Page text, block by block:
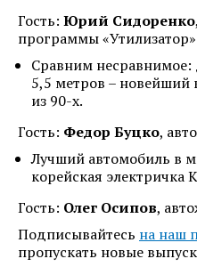
Гость: Юрий Сидоренко
программы «Утилизатор»
Сравним
5,5 метров – новейший
из 90-х.
Гость: Федор Буцко,
Лучший автомобиль в
корейская электричка
Гость: Олег Осипов,
Подписывайтесь на наш
пропускать новые